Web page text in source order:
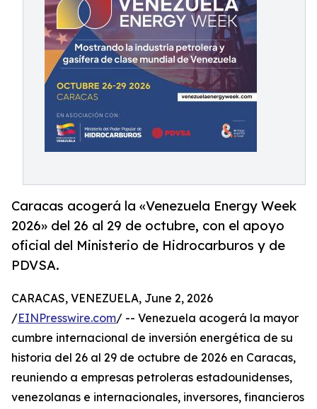
Caracas acogerá la «Venezuela Energy Week
2026» del 26 al 29 de octubre, con el apoyo
oficial del Ministerio de Hidrocarburos y de
PDVSA.
CARACAS, VENEZUELA, June 2, 2026
/EINPresswire.com/ -- Venezuela acogerá la mayor
cumbre internacional de inversión energética de su
historia del 26 al 29 de octubre de 2026 en Caracas,
reuniendo a empresas petroleras estadounidenses,
venezolanas e internacionales, inversores, financieros